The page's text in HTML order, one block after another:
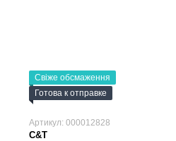
Свіже обсмаження
Готова к отправке
Артикул: 000012828
C&T